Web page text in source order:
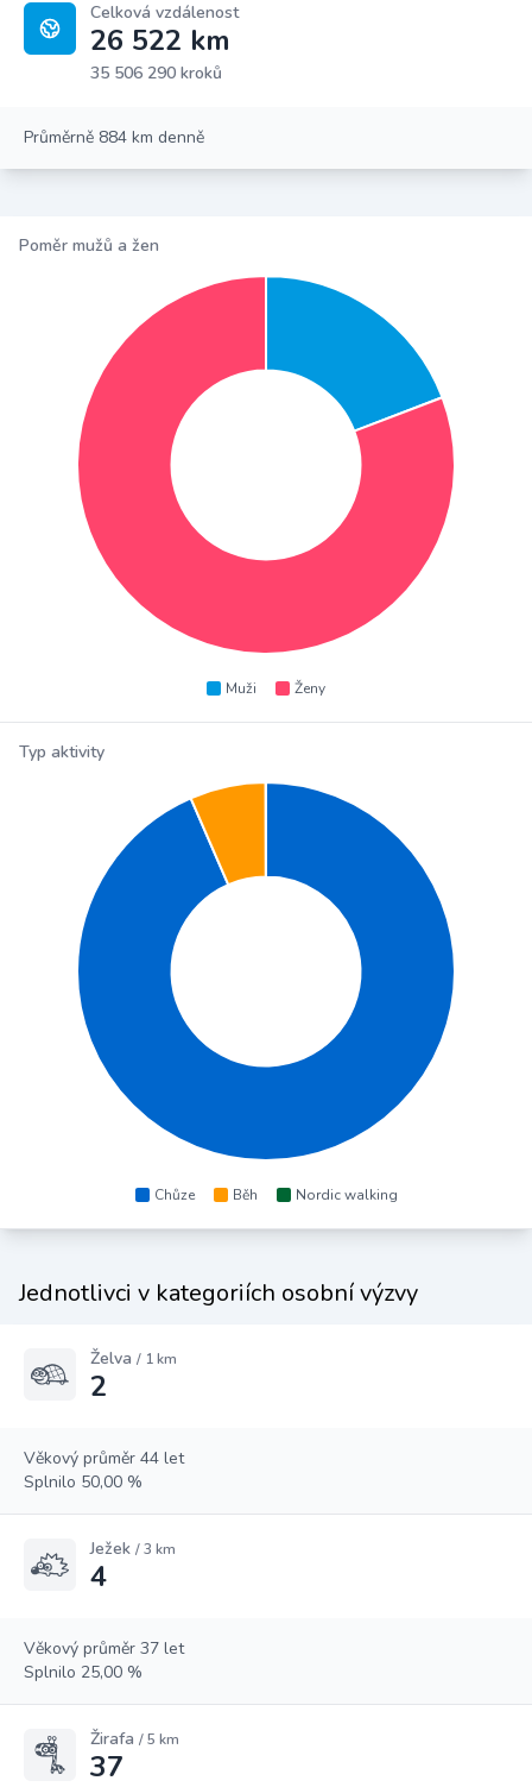
Celková vzdálenost
26 522 km
35 506 290 kroků
Průměrně 884 km denně
Poměr mužů a žen
Muži Ženy
Typ aktivity
Chůze Běh Nordic walking
Jednotlivci v kategoriích osobní výzvy
Želva / 1 km
2
Věkový průměr 44 let
Splnilo 50,00 %
Ježek / 3 km
4
Věkový průměr 37 let
Splnilo 25,00 %
Žirafa / 5 km
37